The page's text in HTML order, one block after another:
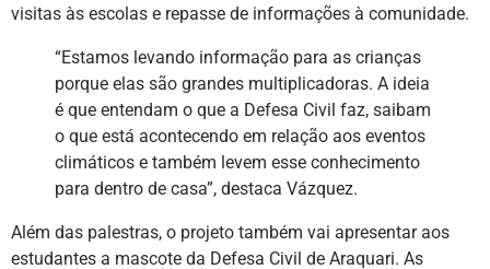
visitas às escolas e repasse de informações à comunidade.
“Estamos levando informação para as crianças
porque elas são grandes multiplicadoras. A ideia
é que entendam o que a Defesa Civil faz, saibam
o que está acontecendo em relação aos eventos
climáticos e também levem esse conhecimento
para dentro de casa”, destaca Vázquez.
Além das palestras, o projeto também vai apresentar aos
estudantes a mascote da Defesa Civil de Araquari. As